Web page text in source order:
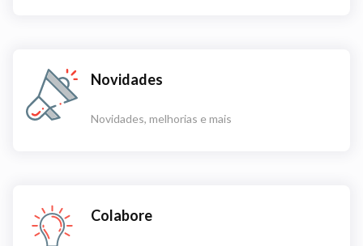
Novidades
Novidades, melhorias e mais
Colabore